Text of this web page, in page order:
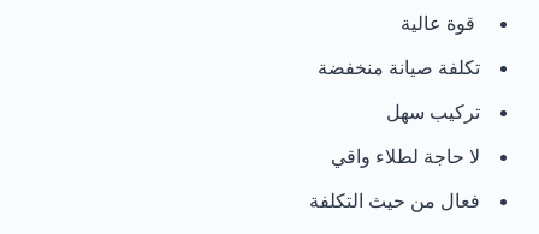
قوة عالية
تكلفة صيانة منخفضة
تركيب سهل
لا حاجة لطلاء واقي
فعال من حيث التكلفة